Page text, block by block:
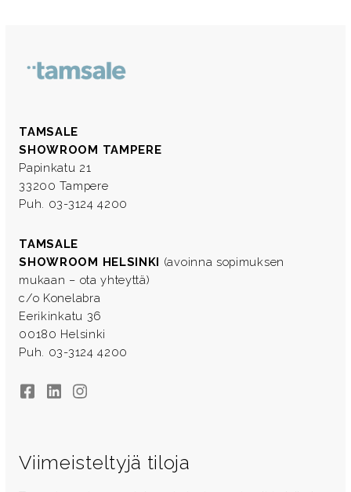
TAMSALE
SHOWROOM TAMPERE
Papinkatu 21
33200 Tampere
Puh. 03-3124 4200
TAMSALE
SHOWROOM HELSINKI (avoinna sopimuksen
mukaan – ota yhteyttä)
c/o Konelabra
Eerikinkatu 36
00180 Helsinki
Puh. 03-3124 4200
FacebookLinkedInInstagram
Viimeisteltyjä tiloja